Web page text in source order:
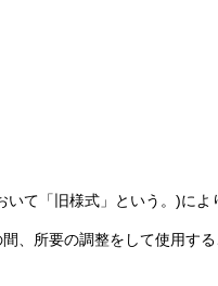
いて「旧様式」という。)によ
、所要の調整をして使用する